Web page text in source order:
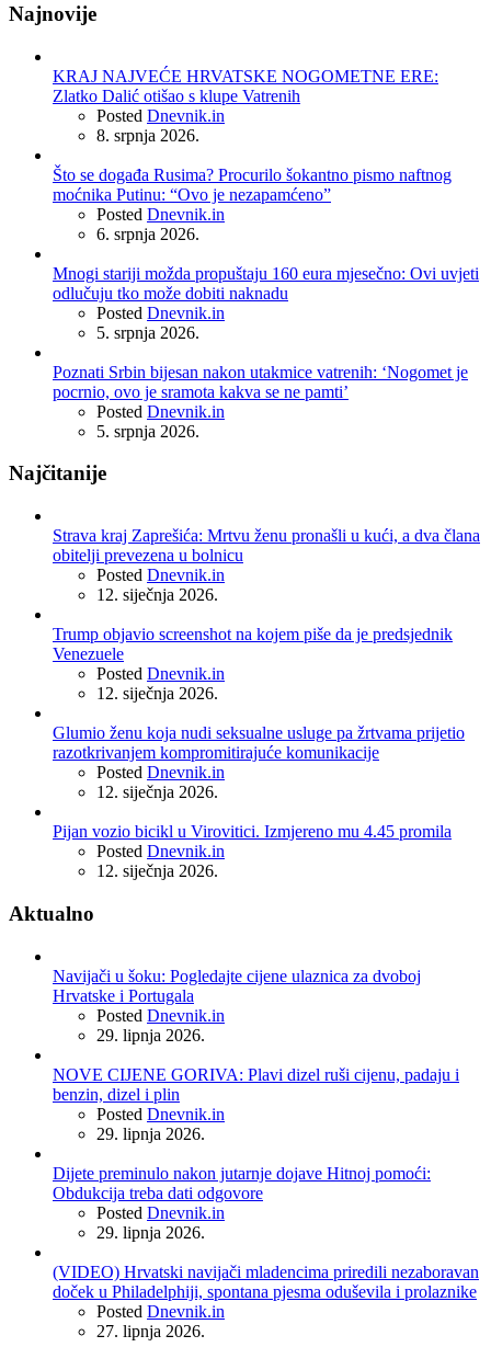
Najnovije
KRAJ NAJVEĆE HRVATSKE NOGOMETNE ERE:
Zlatko Dalić otišao s klupe Vatrenih
Posted Dnevnik.in
8. srpnja 2026.
Što se događa Rusima? Procurilo šokantno pismo naftnog
moćnika Putinu: “Ovo je nezapamćeno”
Posted Dnevnik.in
6. srpnja 2026.
Mnogi stariji možda propuštaju 160 eura mjesečno: Ovi uvjeti
odlučuju tko može dobiti naknadu
Posted Dnevnik.in
5. srpnja 2026.
Poznati Srbin bijesan nakon utakmice vatrenih: ‘Nogomet je
pocrnio, ovo je sramota kakva se ne pamti’
Posted Dnevnik.in
5. srpnja 2026.
Najčitanije
Strava kraj Zaprešića: Mrtvu ženu pronašli u kući, a dva člana
obitelji prevezena u bolnicu
Posted Dnevnik.in
12. siječnja 2026.
Trump objavio screenshot na kojem piše da je predsjednik
Venezuele
Posted Dnevnik.in
12. siječnja 2026.
Glumio ženu koja nudi seksualne usluge pa žrtvama prijetio
razotkrivanjem kompromitirajuće komunikacije
Posted Dnevnik.in
12. siječnja 2026.
Pijan vozio bicikl u Virovitici. Izmjereno mu 4.45 promila
Posted Dnevnik.in
12. siječnja 2026.
Aktualno
Navijači u šoku: Pogledajte cijene ulaznica za dvoboj
Hrvatske i Portugala
Posted Dnevnik.in
29. lipnja 2026.
NOVE CIJENE GORIVA: Plavi dizel ruši cijenu, padaju i
benzin, dizel i plin
Posted Dnevnik.in
29. lipnja 2026.
Dijete preminulo nakon jutarnje dojave Hitnoj pomoći:
Obdukcija treba dati odgovore
Posted Dnevnik.in
29. lipnja 2026.
(VIDEO) Hrvatski navijači mladencima priredili nezaboravan
doček u Philadelphiji, spontana pjesma oduševila i prolaznike
Posted Dnevnik.in
27. lipnja 2026.